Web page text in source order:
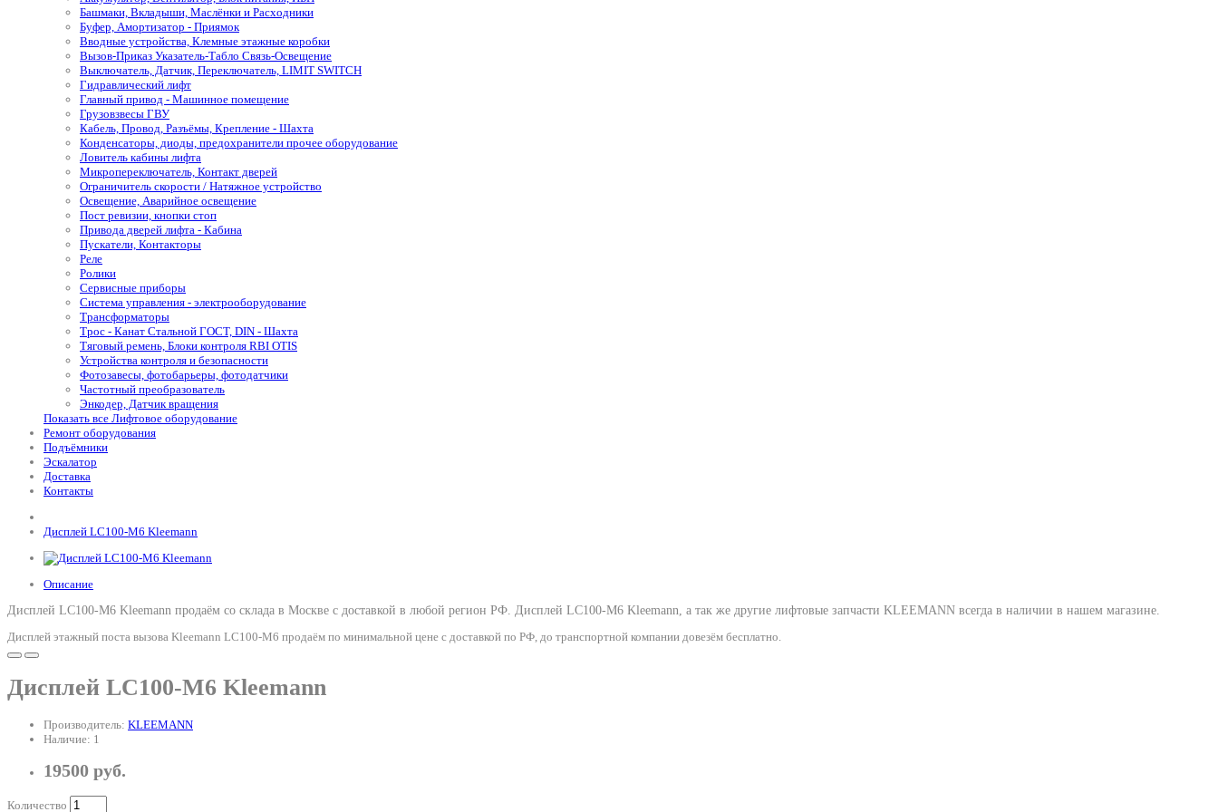
Башмаки, Вкладыши, Маслёнки и Расходники
Буфер, Амортизатор - Приямок
Вводные устройства, Клемные этажные коробки
Вызов-Приказ Указатель-Табло Связь-Освещение
Выключатель, Датчик, Переключатель, LIMIT SWITCH
Гидравлический лифт
Главный привод - Машинное помещение
Грузовзвесы ГВУ
Кабель, Провод, Разъёмы, Крепление - Шахта
Конденсаторы, диоды, предохранители прочее оборудование
Ловитель кабины лифта
Микропереключатель, Контакт дверей
Ограничитель скорости / Натяжное устройство
Освещение, Аварийное освещение
Пост ревизии, кнопки стоп
Привода дверей лифта - Кабина
Пускатели, Контакторы
Реле
Ролики
Сервисные приборы
Система управления - электрооборудование
Трансформаторы
Трос - Канат Стальной ГОСТ, DIN - Шахта
Тяговый ремень, Блоки контроля RBI OTIS
Устройства контроля и безопасности
Фотозавесы, фотобарьеры, фотодатчики
Частотный преобразователь
Энкодер, Датчик вращения
Показать все Лифтовое оборудование
Ремонт оборудования
Подъёмники
Эскалатор
Доставка
Контакты
Дисплей LC100-M6 Kleemann
Описание
Дисплей LC100-M6 Kleemann продаём со склада в Москве с доставкой в любой регион РФ. Дисплей LC100-M6 Kleemann, а так же другие лифтовые запчасти KLEEMANN всегда в наличии в нашем магазине.
Дисплей этажный поста вызова Kleemann LC100-M6 продаём по минимальной цене с доставкой по РФ, до транспортной компании довезём бесплатно.
Дисплей LC100-M6 Kleemann
Производитель: KLEEMANN
Наличие: 1
19500 руб.
Количество